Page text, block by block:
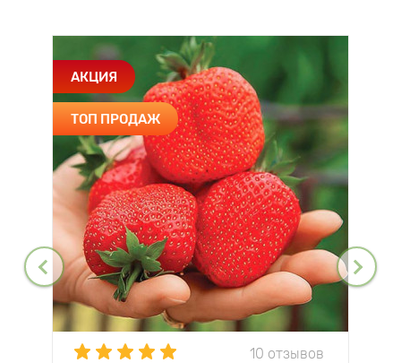
АКЦИЯ
ТОП ПРОДАЖ
10 отзывов